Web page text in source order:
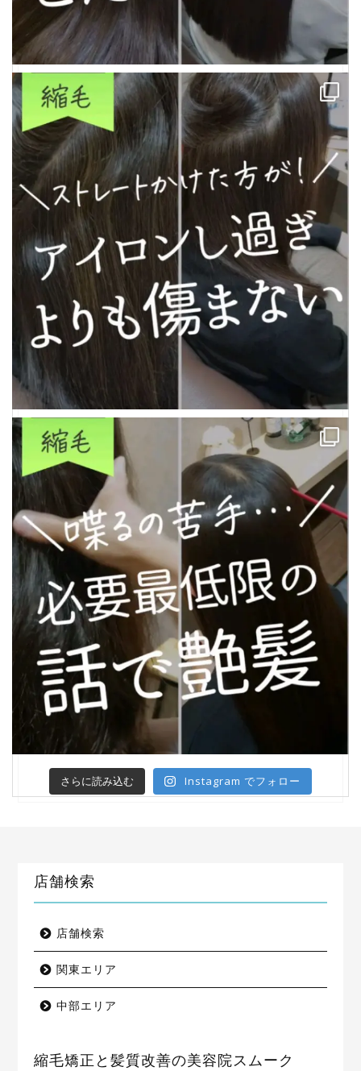
さらに読み込む Instagram でフォロー
店舗検索
店舗検索
関東エリア
中部エリア
縮毛矯正と髪質改善の美容院スムーク